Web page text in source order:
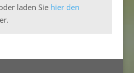
laden Sie hier den